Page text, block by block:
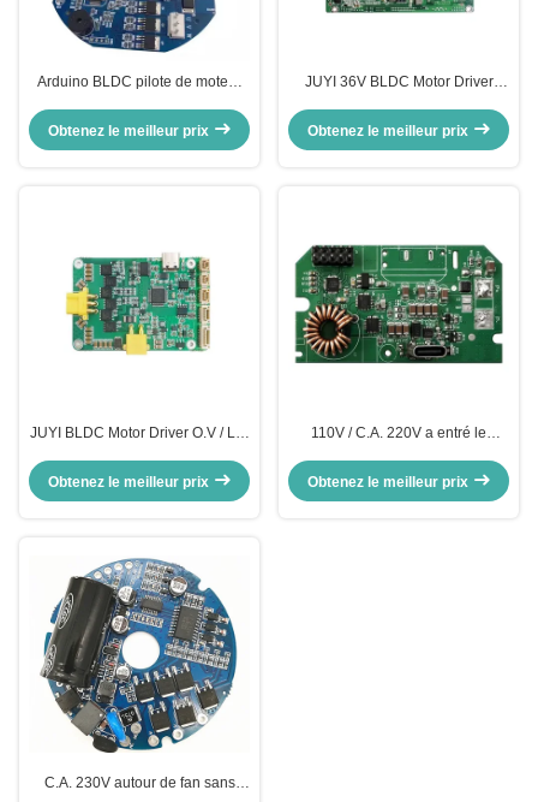
Arduino BLDC pilote de moteur
de sortie de signal d'impulsion
carte de contrôle du moteur
Obtenez le meilleur prix
JUYI 36V BLDC Motor Driver
moteur de centre / scooter
électrique
Obtenez le meilleur prix
JUYI BLDC Motor Driver O.V / L.V
20KHZ Contrôleur du moteur
Obtenez le meilleur prix
110V / C.A. 220V a entré le
moteur pas à pas de commande
Obtenez le meilleur prix
C.A. 230V autour de fan sans